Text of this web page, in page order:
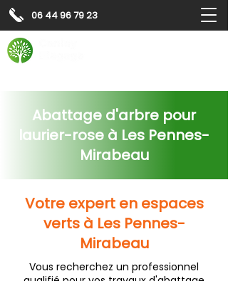
06 44 96 79 23
Abattage d'arbre pour
laurier-rose à Les Pennes-
Mirabeau
Votre expert en espaces
verts à Les Pennes-
Mirabeau
Vous recherchez un professionnel